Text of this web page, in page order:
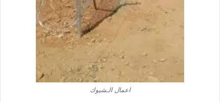
اعمال الـشبوك